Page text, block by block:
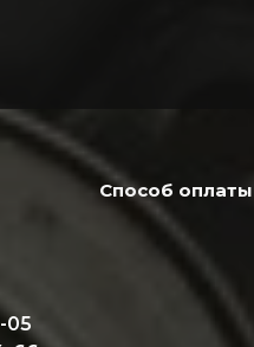
Способ оплаты
05